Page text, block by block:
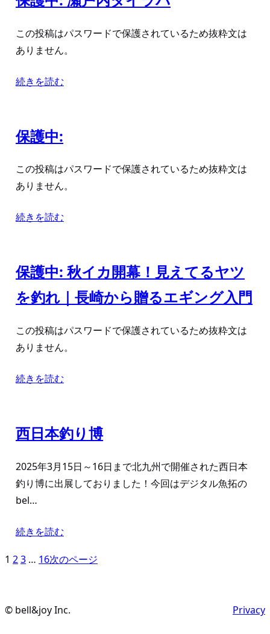
この投稿はパスワードで保護されているため抜粋文は
ありません。
続きを読む
保護中:
この投稿はパスワードで保護されているため抜粋文は
ありません。
続きを読む
保護中: 秋イカ開幕！見えてるヤツ
を釣れ｜長崎から贈るエギング入門
この投稿はパスワードで保護されているため抜粋文は
ありません。
続きを読む
西日本釣り博
2025年3月15日～16日まで北九州で開催された西日本
釣り博に出展しておりました！今回はデジタル魚拓の
bel…
続きを読む
1 23 … 16次のページ
© bell&joy Inc. Privacy